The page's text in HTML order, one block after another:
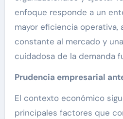
enfoque responde a un
mayor eficiencia operativa,
constante al mercado y
cuidadosa de la demanda
Prudencia empresarial
El contexto económico
principales factores que